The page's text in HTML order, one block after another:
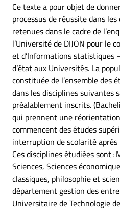
Ce texte a pour objet de
processus de réussite dans
retenues dans le cadre de
l’Université de DIJON pour le
et d’Informations statistiques
d’état aux Universités. La
constituée de l’ensemble des
dans les disciplines suivantes
préalablement inscrits.
qui prennent une
commencent des études
interruption de scolarité après
Ces disciplines étudiées sont :
Sciences, Sciences
classiques, philosophie et
département gestion des
Universitaire de Technologie